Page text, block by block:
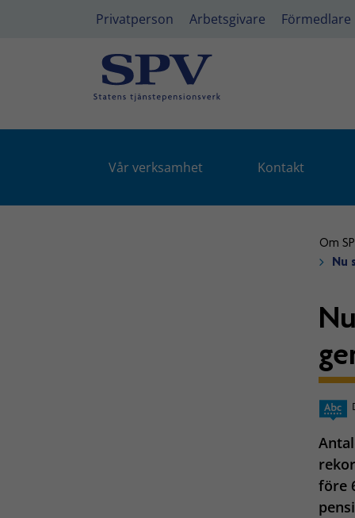
Privatperson Arbetsgivare Förmedlare
Vår verksamhet Kontakt
Om
Nu
före